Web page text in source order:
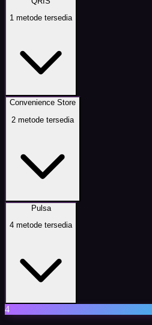
1 metode tersedia
Convenience Store
2 metode tersedia
Pulsa
4 metode tersedia
4